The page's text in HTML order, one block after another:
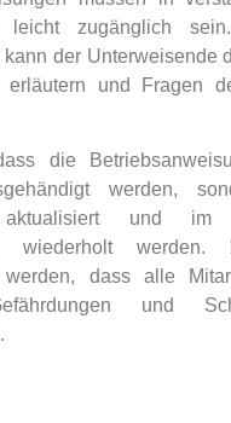
leicht zugänglich
der Unterweisende
erläutern und Fragen
die
werden,
aktualisiert und im
wiederholt
werden, dass alle
und